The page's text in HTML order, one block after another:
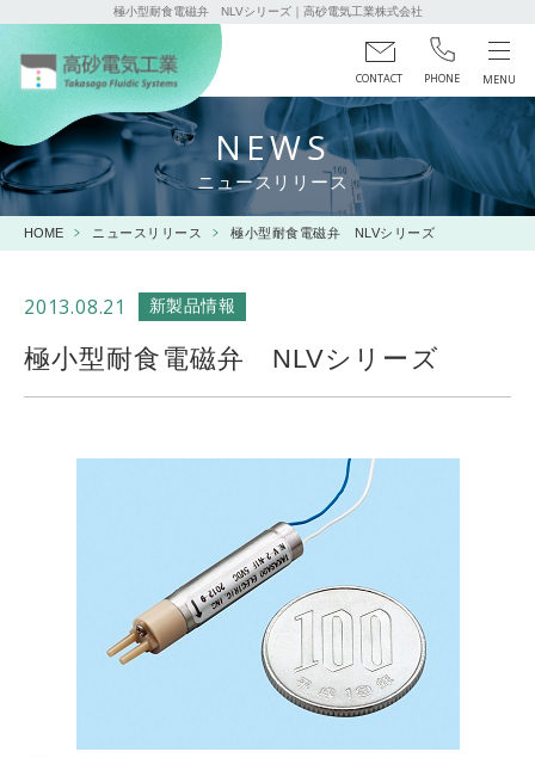
極小型耐食電磁弁 NLVシリーズ｜高砂電気工業株式会社
CONTACT PHONE
NEWS
ニュースリリース
HOME ニュースリリース 極小型耐食電磁弁 NLVシリーズ
2013.08.21 新製品情報
極小型耐食電磁弁 NLVシリーズ